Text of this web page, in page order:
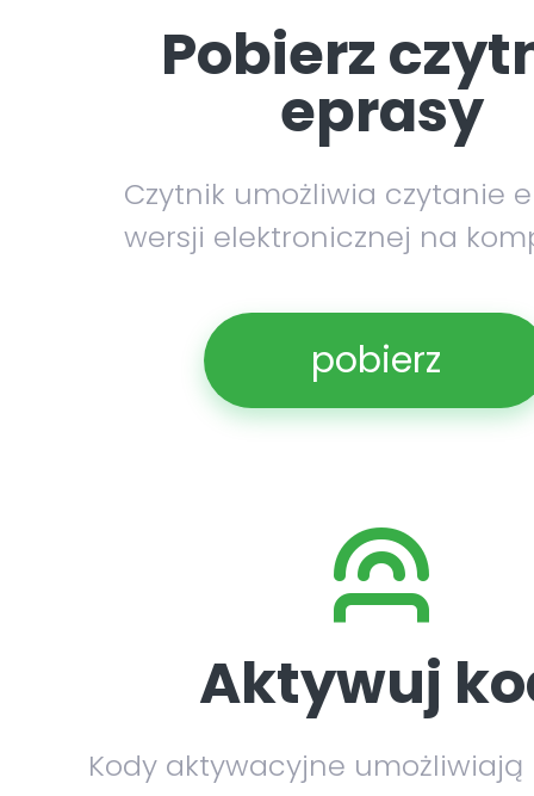
Pobierz
eprasy
Czytnik umożliwia czytanie
wersji elektronicznej na
pobierz
Aktywuj
Kody aktywacyjne umożliwiają